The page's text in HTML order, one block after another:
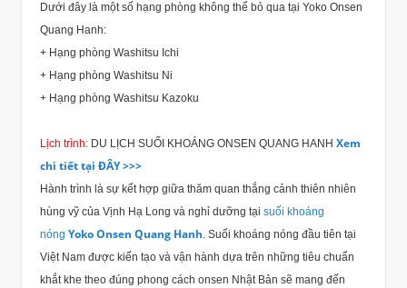
Dưới đây là một số hạng phòng không thể bỏ qua tại Yoko Onsen
Quang Hanh:
+ Hạng phòng Washitsu Ichi
+ Hạng phòng Washitsu Ni
+ Hạng phòng Washitsu Kazoku
Lịch trình: DU LỊCH SUỐI KHOÁNG ONSEN QUANG HANH Xem
chi tiết tại ĐÂY >>>
Hành trình là sự kết hợp giữa thăm quan thắng cảnh thiên nhiên
hùng vỹ của Vịnh Hạ Long và nghỉ dưỡng tại suối khoáng
nóng Yoko Onsen Quang Hanh. Suối khoáng nóng đầu tiên tại
Việt Nam được kiến tạo và vận hành dựa trên những tiêu chuẩn
khắt khe theo đúng phong cách onsen Nhật Bản sẽ mang đến